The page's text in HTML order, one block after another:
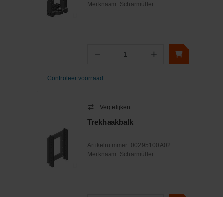
Merknaam: Scharmüller
− Aantal +
Controleer voorraad
Vergelijken
Trekhaakbalk
Artikelnummer: 00295100A02
Merknaam: Scharmüller